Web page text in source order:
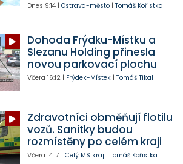
Dnes 9:14| Ostrava-město| Tomáš Kořistka
Dohoda Frýdku-Místku a
Slezanu Holding přinesla
novou parkovací plochu
Včera 16:12| Frýdek-Místek| Tomáš Tikal
Zdravotníci obměňují flotilu
vozů. Sanitky budou
rozmístěny po celém kraji
Včera 14:17 | Celý MS kraj | Tomáš Kořistka